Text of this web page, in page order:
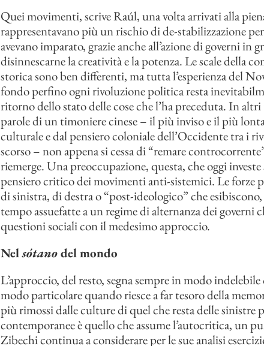
Quei movimenti, scrive Raúl, una volta arrivati alla
rappresentavano più un rischio di de-stabilizzazione
avevano imparato, grazie anche all’azione di governi in
disinnescarne la creatività e la potenza. Le scale della
storica sono ben differenti, ma tutta l’esperienza del
fondo perfino ogni rivoluzione politica resta
ritorno dello stato delle cose che l’ha preceduta. In
parole di un timoniere cinese – il più inviso e il più
culturale e dal pensiero coloniale dell’Occidente tra i
scorso – non appena si cessa di “remare
riemerge. Una preoccupazione, questa, che oggi
pensiero critico dei movimenti anti-sistemici. Le forze
di sinistra, di destra o “post-ideologico” che
tempo assuefatte a un regime di alternanza dei governi
questioni sociali con il medesimo approccio.
Nelsótanodel mondo
L’approccio, del resto, segna sempre in modo
modo particolare quando riesce a far tesoro della
più rimossi dalle culture di quel che resta delle
contemporanee è quello che assume l’autocritica, un
Zibechi continua a considerare per le sue analisi